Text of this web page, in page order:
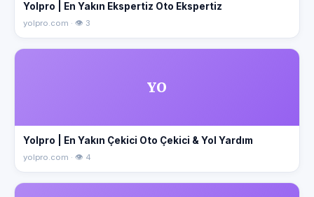
Yolpro | En Yakın Ekspertiz Oto Ekspertiz
yolpro.com · 👁 3
YO
Yolpro | En Yakın Çekici Oto Çekici & Yol Yardım
yolpro.com · 👁 4